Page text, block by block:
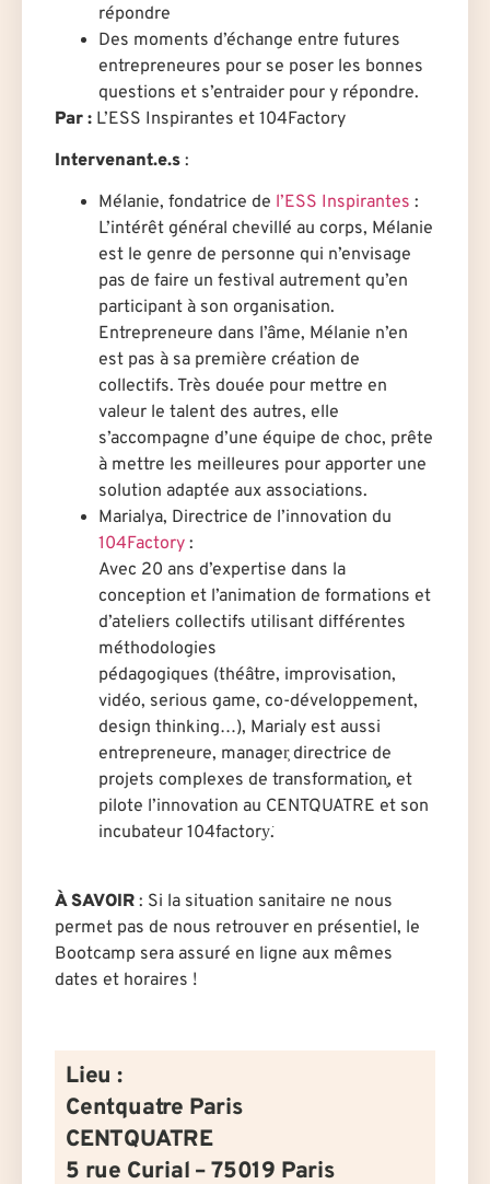
répondre
Des moments d’échange entre futures
entrepreneures pour se poser les bonnes
questions et s’entraider pour y répondre.
Par : L’ESS Inspirantes et 104Factory
Intervenant.e.s :
Mélanie, fondatrice de l’ESS Inspirantes :
L’intérêt général chevillé au corps, Mélanie
est le genre de personne qui n’envisage
pas de faire un festival autrement qu’en
participant à son organisation.
Entrepreneure dans l’âme, Mélanie n’en
est pas à sa première création de
collectifs. Très douée pour mettre en
valeur le talent des autres, elle
s’accompagne d’une équipe de choc, prête
à mettre les meilleures pour apporter une
solution adaptée aux associations.
Marialya, Directrice de l’innovation du
104Factory :
Avec 20 ans d’expertise dans la
conception et l’animation de formations et
d’ateliers collectifs utilisant différentes
méthodologies
pédagogiques (théâtre, improvisation,
vidéo, serious game, co-développement,
design thinking…), Marialy est aussi
entrepreneure, manager͕ directrice de
projets complexes de transformation͕, et
pilote l’innovation au CENTQUATRE et son
incubateur 104factory͘.
À SAVOIR : Si la situation sanitaire ne nous
permet pas de nous retrouver en présentiel, le
Bootcamp sera assuré en ligne aux mêmes
dates et horaires !
Lieu :
Centquatre Paris
CENTQUATRE
5 rue Curial – 75019 Paris